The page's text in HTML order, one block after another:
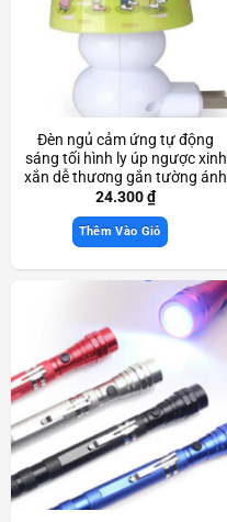
Đèn ngủ cảm ứng tự động
sáng tối hình ly úp ngược xinh
xắn dễ thương gắn tường ánh
sáng dịu nhẹ Scd3336
24.300₫
Thêm Vào Giỏ